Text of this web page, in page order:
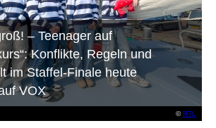
©RTL
– Teenager auf
Konflikte, Regeln und
im Staffel-Finale heute
VOX